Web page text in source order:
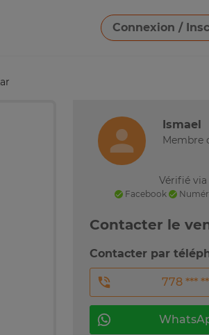
Connexion /
Télécharger une
Ismael
Membre
Vérifié via
Facebook
Contacter le
Contacter par
778 ***